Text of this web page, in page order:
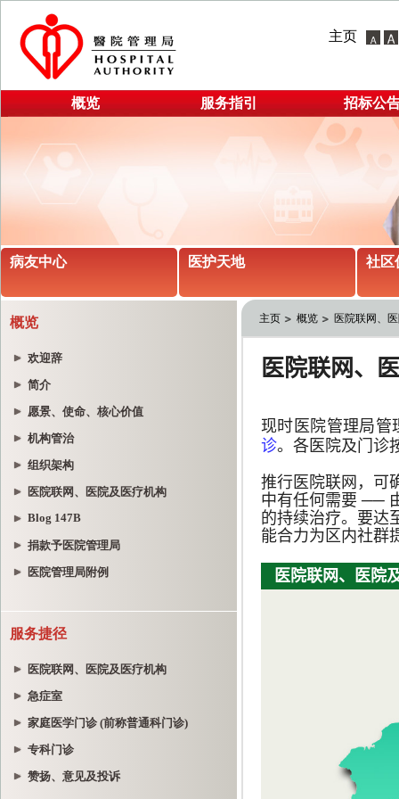
主页
概览 服务指引 招标公
病友中心 医护天地 社区
概览
欢迎辞
简介
愿景、使命、核心价值
机构管治
组织架构
医院联网、医院及医疗机构
Blog 147B
捐款予医院管理局
医院管理局附例
服务捷径
医院联网、医院及医疗机构
急症室
家庭医学门诊 (前称普通科门诊)
专科门诊
赞扬、意见及投诉
主页 概览 医院联网、